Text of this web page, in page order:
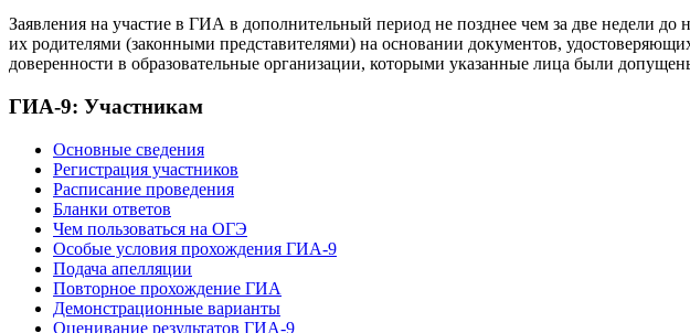
Заявления на участие в ГИА в дополнительный период не позднее чем за две недели
их родителями (законными представителями) на основании документов,
доверенности в образовательные организации, которыми указанные лица были
ГИА-9: Участникам
Основные сведения
Регистрация участников
Расписание проведения
Бланки ответов
Чем пользоваться на ОГЭ
Особые условия прохождения ГИА-9
Подача апелляции
Повторное прохождение ГИА
Демонстрационные варианты
Оценивание результатов ГИА-9